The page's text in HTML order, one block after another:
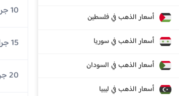
أسعار الذهب في فلسطين
أسعار الذهب في سوريا
أسعار الذهب في السودان
أسعار الذهب في ليبيا
10 جرام عيار 14
15 جرام عيار 14
20 جرام عيار 14